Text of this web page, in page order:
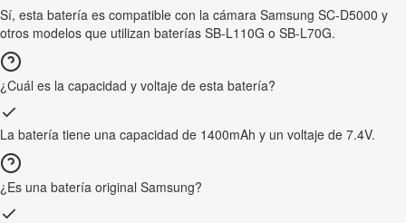
Sí, esta batería es compatible con la cámara Samsung SC-D5000 y
otros modelos que utilizan baterías SB-L110G o SB-L70G.
¿Cuál es la capacidad y voltaje de esta batería?
La batería tiene una capacidad de 1400mAh y un voltaje de 7.4V.
¿Es una batería original Samsung?